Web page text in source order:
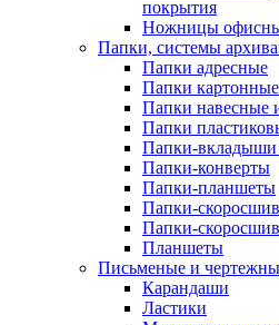
покрытия
Ножницы
Папки, системы
Папки адресные
Папки
Папки навесные
Папки
Папки-вкладыши
Папки-конверты
Папки-планшеты
Папки-
Папки-
Планшеты
Письменые и
Карандаши
Ластики